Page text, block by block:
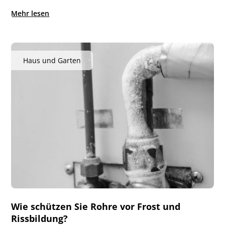
Mehr lesen
Haus und Garten
Wie schützen Sie Rohre vor Frost und
Rissbildung?